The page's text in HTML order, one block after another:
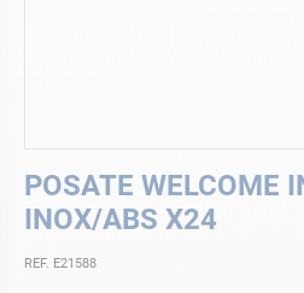
POSATE WELCOME
INOX/ABS X24
REF. E21588
all'inizio
della
galleria
di